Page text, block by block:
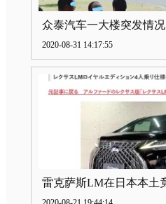
众泰汽车一大楼突发情况
2020-08-31 14:17:55